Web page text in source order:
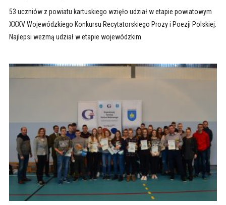
53 uczniów z powiatu kartuskiego wzięło udział w etapie powiatowym
XXXV Wojewódzkiego Konkursu Recytatorskiego Prozy i Poezji Polskiej.
Najlepsi wezmą udział w etapie wojewódzkim.